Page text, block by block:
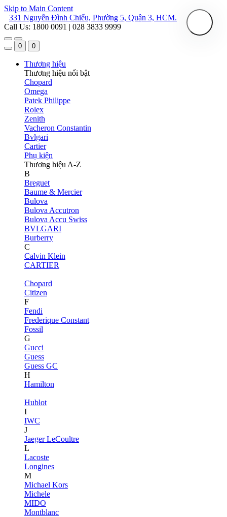
Skip to Main Content
331 Nguyễn Đình Chiểu, Phường 5, Quận 3, HCM.
Call Us: 1800 0091 | 028 3833 9999
0 0
Thương hiệu
Thương hiệu nổi bật
Chopard
Omega
Patek Philippe
Rolex
Zenith
Vacheron Constantin
Bvlgari
Cartier
Phụ kiện
Thương hiệu A-Z
B
Breguet
Baume & Mercier
Bulova
Bulova Accutron
Bulova Accu Swiss
BVLGARI
Burberry
C
Calvin Klein
CARTIER
Chopard
Citizen
F
Fendi
Frederique Constant
Fossil
G
Gucci
Guess
Guess GC
H
Hamilton
Hublot
I
IWC
J
Jaeger LeCoultre
L
Lacoste
Longines
M
Michael Kors
Michele
MIDO
Montblanc